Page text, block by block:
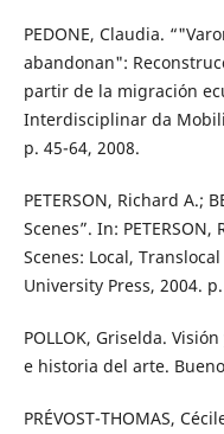
PEDONE, Claudia.
abandonan":
partir de la migración
Interdisciplinar da
p. 45-64, 2008.
PETERSON, Richard A.;
Scenes”. In:
Scenes: Local,
University Press, 2004.
POLLOK, Griselda.
e historia del arte.
PRÉVOST-THOMAS,